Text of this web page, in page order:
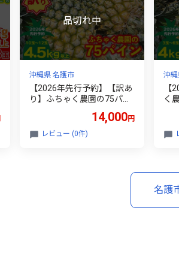
沖縄県 名護市
【2026年先行予約】【訳あ
り】ふちゃく農園の75パイ
ップル パインアップル スナ
ックパイン 沖縄県産パイン
14,000円
レビュー (0件)
沖
【
く
ア
縄
気
産
名護